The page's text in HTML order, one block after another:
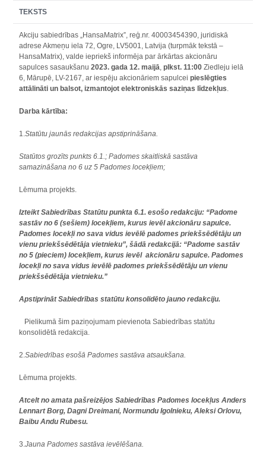
TEKSTS
Akciju sabiedrības „HansaMatrix”, reģ.nr. 40003454390, juridiskā
adrese Akmeņu iela 72, Ogre, LV5001, Latvija (turpmāk tekstā –
HansaMatrix), valde iepriekš informēja par ārkārtas akcionāru
sapulces sasaukšanu2023. gada 12. maijā,plkst. 11:00 Ziedleju ielā
6, Mārupē, LV-2167, ar iespēju akcionāriem sapulceipieslēgties
attālināti un balsot, izmantojot elektroniskās saziņas līdzekļus.
Darba kārtība:
1.Statūtu jaunās redakcijas apstiprināšana.
Statūtos grozīts punkts 6.1.; Padomes skaitliskā sastāva
samazināšana no 6 uz 5 Padomes locekļiem;
Lēmuma projekts.
Izteikt Sabiedrības Statūtu punkta 6.1. esošo redakciju: “Padome
sastāv no 6 (sešiem) locekļiem, kurus ievēl akcionāru sapulce.
Padomes locekļi no sava vidus ievēlē padomes priekšsēdētāju un
vienu priekšsēdētāja vietnieku”, šādā redakcijā: “Padome sastāv
no 5 (pieciem) locekļiem, kurus ievēl akcionāru sapulce. Padomes
locekļi no sava vidus ievēlē padomes priekšsēdētāju un vienu
priekšsēdētāja vietnieku.”
Apstiprināt Sabiedrības statūtu konsolidēto jauno redakciju.
Pielikumā šim paziņojumam pievienota Sabiedrības statūtu
konsolidētā redakcija.
2.Sabiedrības esošā Padomes sastāva atsaukšana.
Lēmuma projekts.
Atcelt no amata pašreizējos Sabiedrības Padomes locekļus Anders
Lennart Borg, Dagni Dreimani, Normundu Igolnieku, Aleksi Orlovu,
Baibu Andu Rubesu.
3.Jauna Padomes sastāva ievēlēšana.